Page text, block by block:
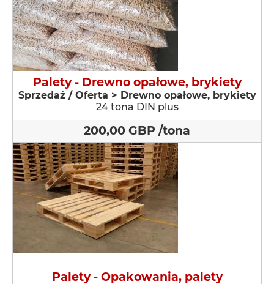
Palety - Drewno opałowe, brykiety
Sprzedaż / Oferta > Drewno opałowe, brykiety
24 tona DIN plus
200,00 GBP /tona
Palety - Opakowania, palety